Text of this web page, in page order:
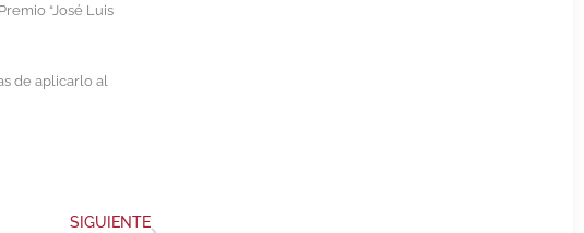
“José Luis
de aplicarlo al
SIGUIENTE